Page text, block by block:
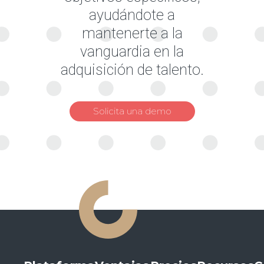
ayudándote a
mantenerte a la
vanguardia en la
adquisición de talento.
Solicita una demo